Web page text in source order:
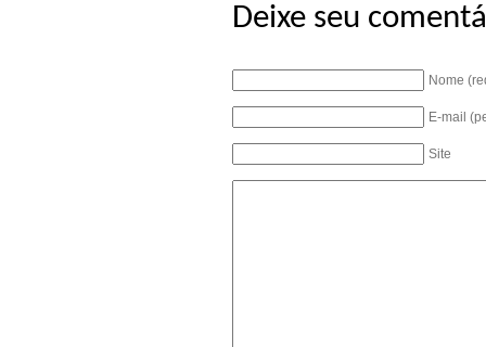
Deixe seu
Nome
E-mail
Site